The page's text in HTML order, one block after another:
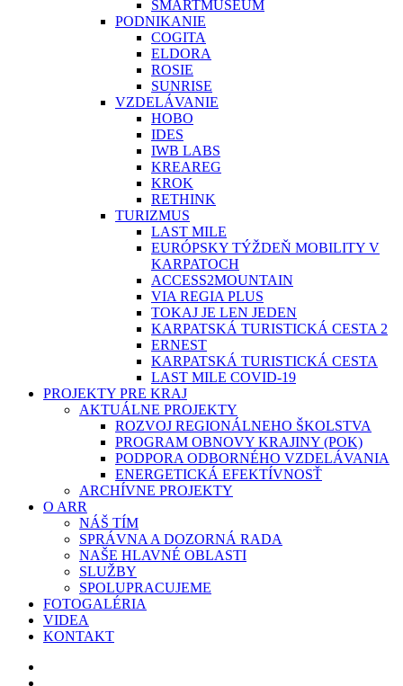
SMARTMUSEUM
PODNIKANIE
COGITA
ELDORA
ROSIE
SUNRISE
VZDELÁVANIE
HOBO
IDES
IWB LABS
KREAREG
KROK
RETHINK
TURIZMUS
LAST MILE
EURÓPSKY TÝŽDEŇ MOBILITY V
KARPATOCH
ACCESS2MOUNTAIN
VIA REGIA PLUS
TOKAJ JE LEN JEDEN
KARPATSKÁ TURISTICKÁ CESTA 2
ERNEST
KARPATSKÁ TURISTICKÁ CESTA
LAST MILE COVID-19
PROJEKTY PRE KRAJ
AKTUÁLNE PROJEKTY
ROZVOJ REGIONÁLNEHO ŠKOLSTVA
PROGRAM OBNOVY KRAJINY (POK)
PODPORA ODBORNÉHO VZDELÁVANIA
ENERGETICKÁ EFEKTÍVNOSŤ
ARCHÍVNE PROJEKTY
O ARR
NÁŠ TÍM
SPRÁVNA A DOZORNÁ RADA
NAŠE HLAVNÉ OBLASTI
SLUŽBY
SPOLUPRACUJEME
FOTOGALÉRIA
VIDEA
KONTAKT